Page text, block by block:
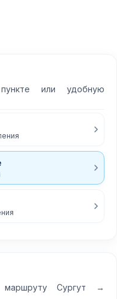
или удобную
Сургут →